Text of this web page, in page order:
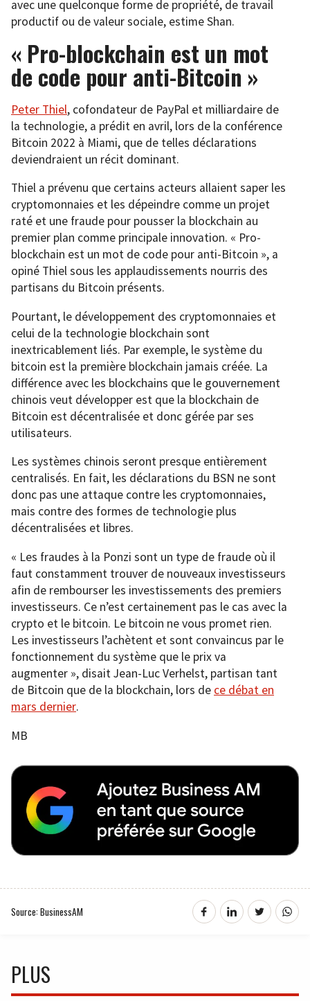
avec une quelconque forme de propriété, de travail
productif ou de valeur sociale, estime Shan.
« Pro-blockchain est un mot
de code pour anti-Bitcoin »
Peter Thiel, cofondateur de PayPal et milliardaire de
la technologie, a prédit en avril, lors de la conférence
Bitcoin 2022 à Miami, que de telles déclarations
deviendraient un récit dominant.
Thiel a prévenu que certains acteurs allaient saper les
cryptomonnaies et les dépeindre comme un projet
raté et une fraude pour pousser la blockchain au
premier plan comme principale innovation. « Pro-
blockchain est un mot de code pour anti-Bitcoin », a
opiné Thiel sous les applaudissements nourris des
partisans du Bitcoin présents.
Pourtant, le développement des cryptomonnaies et
celui de la technologie blockchain sont
inextricablement liés. Par exemple, le système du
bitcoin est la première blockchain jamais créée. La
différence avec les blockchains que le gouvernement
chinois veut développer est que la blockchain de
Bitcoin est décentralisée et donc gérée par ses
utilisateurs.
Les systèmes chinois seront presque entièrement
centralisés. En fait, les déclarations du BSN ne sont
donc pas une attaque contre les cryptomonnaies,
mais contre des formes de technologie plus
décentralisées et libres.
« Les fraudes à la Ponzi sont un type de fraude où il
faut constamment trouver de nouveaux investisseurs
afin de rembourser les investissements des premiers
investisseurs. Ce n’est certainement pas le cas avec la
crypto et le bitcoin. Le bitcoin ne vous promet rien.
Les investisseurs l’achètent et sont convaincus par le
fonctionnement du système que le prix va
augmenter », disait Jean-Luc Verhelst, partisan tant
de Bitcoin que de la blockchain, lors de ce débat en
mars dernier.
MB
Source: BusinessAM
PLUS